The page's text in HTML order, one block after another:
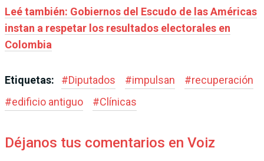
Leé también: Gobiernos del Escudo de las Américas
instan a respetar los resultados electorales en
Colombia
Etiquetas: #Diputados #impulsan #recuperación
#edificio antiguo #Clínicas
Déjanos tus comentarios en Voiz